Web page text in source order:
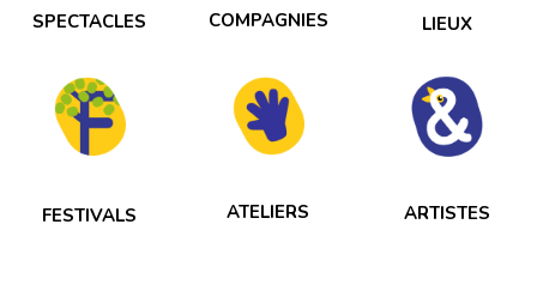
SPECTACLES COMPAGNIES LIEUX
FESTIVALS ATELIERS ARTISTES